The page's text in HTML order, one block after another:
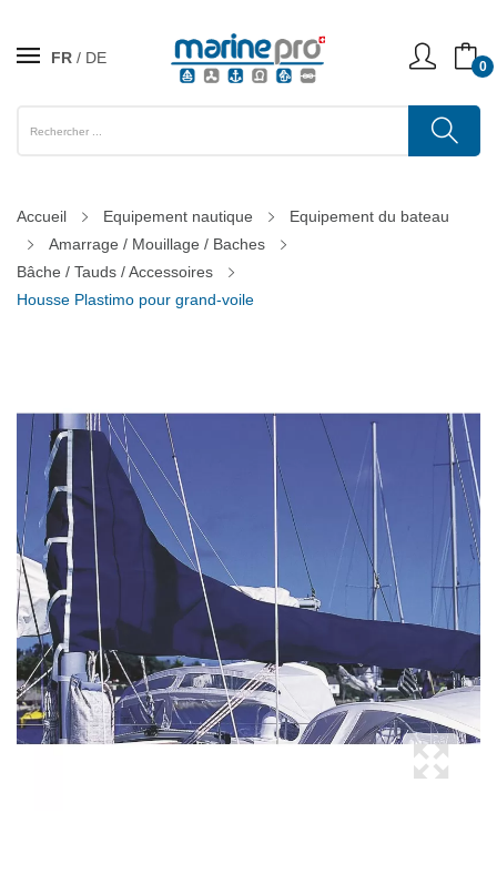
FR DE 0
Accueil Equipement nautique
Equipement du bateau
Amarrage / Mouillage / Baches
Bâche / Tauds / Accessoires
Housse Plastimo pour grand-voile